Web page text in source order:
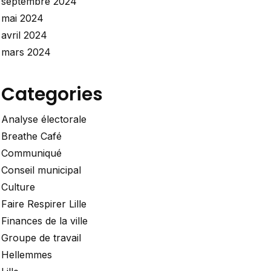
mai 2024
avril 2024
mars 2024
Categories
Analyse électorale
Breathe Café
Communiqué
Conseil municipal
Culture
Faire Respirer Lille
Finances de la ville
Groupe de travail
Hellemmes